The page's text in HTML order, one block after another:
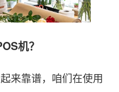
机？
靠谱，咱们在使用